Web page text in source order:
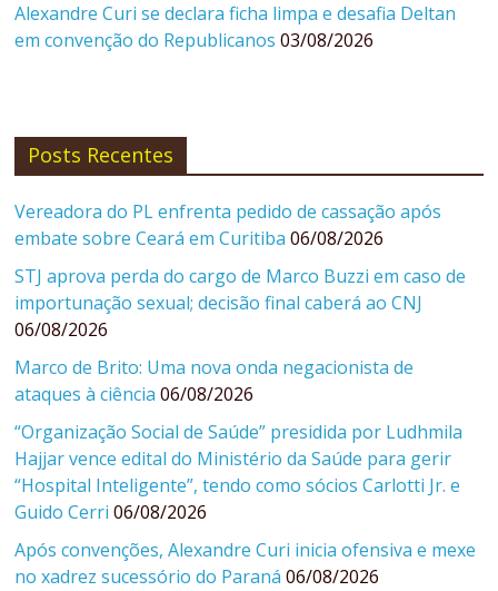
Alexandre Curi se declara ficha limpa e desafia Deltan
em convenção do Republicanos 03/08/2026
Posts Recentes
Vereadora do PL enfrenta pedido de cassação após
embate sobre Ceará em Curitiba 06/08/2026
STJ aprova perda do cargo de Marco Buzzi em caso de
importunação sexual; decisão final caberá ao CNJ
06/08/2026
Marco de Brito: Uma nova onda negacionista de
ataques à ciência 06/08/2026
“Organização Social de Saúde” presidida por Ludhmila
Hajjar vence edital do Ministério da Saúde para gerir
“Hospital Inteligente”, tendo como sócios Carlotti Jr. e
Guido Cerri 06/08/2026
Após convenções, Alexandre Curi inicia ofensiva e mexe
no xadrez sucessório do Paraná 06/08/2026